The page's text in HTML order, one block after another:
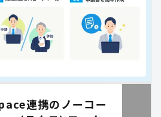
連携のノーコー